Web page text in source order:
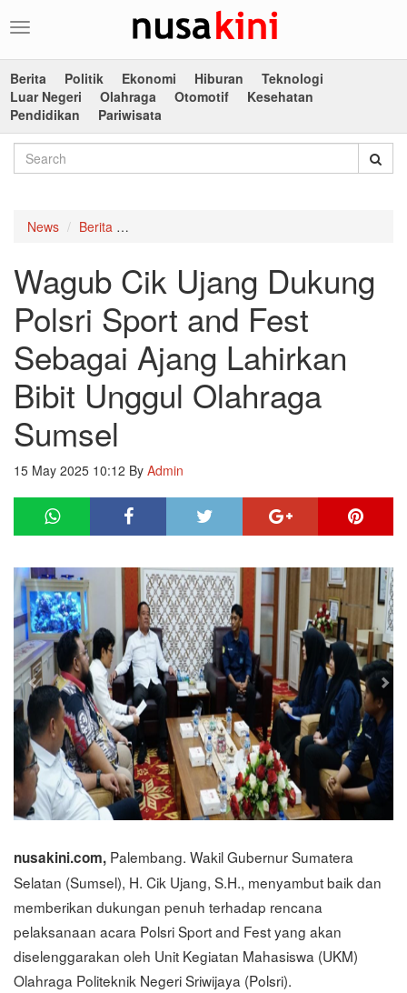
Toggle
Berita
Politik Ekonomi Hiburan
Teknologi
Luar Negeri
Olahraga Otomotif
Kesehatan
Pendidikan
Pariwisata
News Berita
Wagub Cik Ujang Dukung
Polsri Sport and Fest
Sebagai Ajang Lahirkan
Bibit Unggul Olahraga
Sumsel
15 May 2025 10:12 By Admin
nusakini.com, Palembang. Wakil Gubernur Sumatera
Selatan (Sumsel), H. Cik Ujang, S.H., menyambut baik dan
memberikan dukungan penuh terhadap rencana
pelaksanaan acara Polsri Sport and Fest yang akan
diselenggarakan oleh Unit Kegiatan Mahasiswa (UKM)
Olahraga Politeknik Negeri Sriwijaya (Polsri).